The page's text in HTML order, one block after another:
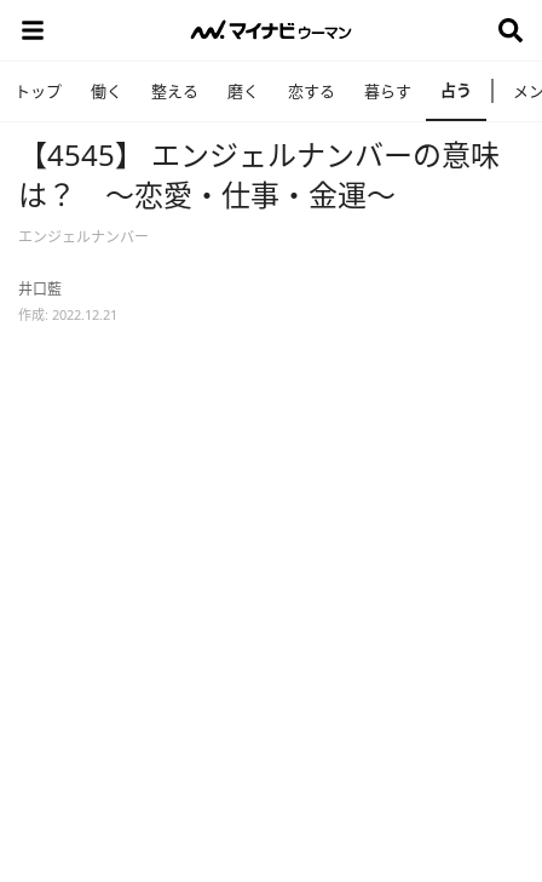
トップ 働く 整える 磨く 恋する 暮らす 占う メ
【4545】 エンジェルナンバーの意味
は？ ～恋愛・仕事・金運～
エンジェルナンバー
井口藍
作成: 2022.12.21